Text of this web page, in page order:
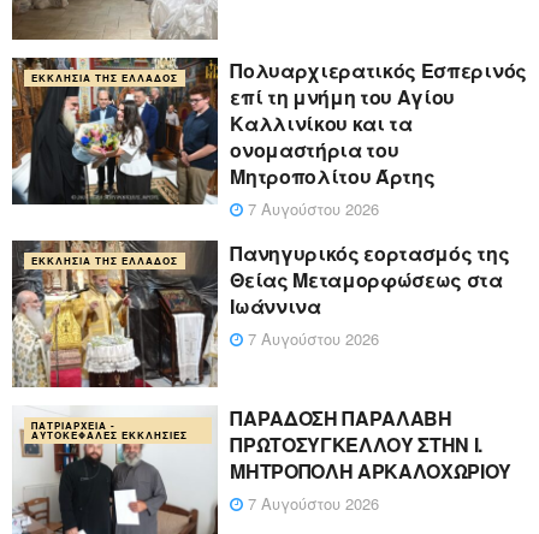
ΕΚΚΛΗΣΊΑ ΤΗΣ ΕΛΛΆΔΟΣ
Πολυαρχιερατικός Εσπερινός
επί τη μνήμη του Αγίου
Καλλινίκου και τα
ονομαστήρια του
Μητροπολίτου Άρτης
7 Αυγούστου 2026
ΕΚΚΛΗΣΊΑ ΤΗΣ ΕΛΛΆΔΟΣ
Πανηγυρικός εορτασμός της
Θείας Μεταμορφώσεως στα
Ιωάννινα
7 Αυγούστου 2026
ΠΑΤΡΙΑΡΧΕΊΑ -
ΑΥΤΟΚΈΦΑΛΕΣ ΕΚΚΛΗΣΊΕΣ
ΠΑΡΑΔΟΣΗ ΠΑΡΑΛΑΒΗ
ΠΡΩΤΟΣΥΓΚΕΛΛΟΥ ΣΤΗΝ Ι.
ΜΗΤΡΟΠΟΛΗ ΑΡΚΑΛΟΧΩΡΙΟΥ
7 Αυγούστου 2026